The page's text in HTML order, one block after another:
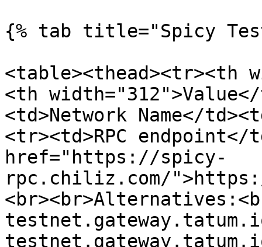
{% tab title="Spicy
<table><thead><tr><th
<th
<td>Network Name</
<tr><td>RPC endpoint</
href="https://spicy-
rpc.chiliz.com/